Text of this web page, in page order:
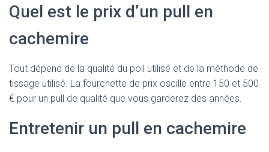
Quel est le prix d’un pull en
cachemire
Tout dépend de la qualité du poil utilisé et de la méthode de
tissage utilisé. La fourchette de prix oscille entre 150 et 500
€ pour un pull de qualité que vous garderez des années.
Entretenir un pull en cachemire